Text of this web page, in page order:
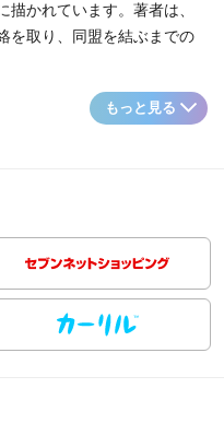
かれています。著者は、
を取り、同盟を結ぶまでの
もっと見る